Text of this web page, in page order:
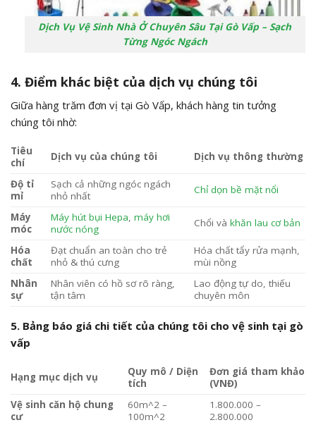
Dịch Vụ Vệ Sinh Nhà Ở Chuyên Sâu Tại Gò Vấp – Sạch
Từng Ngóc Ngách
4. Điểm khác biệt của dịch vụ chúng tôi
Giữa hàng trăm đơn vị tại Gò Vấp, khách hàng tin tưởng
chúng tôi nhờ:
Tiêu
chí
Dịch vụ của chúng tôi Dịch vụ thông thường
Độ tỉ
mỉ
Sạch cả những ngóc ngách
nhỏ nhất
Chỉ dọn bề mặt nổi
Máy
móc
Máy hút bụi Hepa, máy hơi
nước nóng
Chổi và khăn lau cơ bản
Hóa
chất
Đạt chuẩn an toàn cho trẻ
nhỏ & thú cưng
Hóa chất tẩy rửa mạnh,
mùi nồng
Nhân
sự
Nhân viên có hồ sơ rõ ràng,
tận tâm
Lao động tự do, thiếu
chuyên môn
5. Bảng báo giá chi tiết của chúng tôi cho vệ sinh tại gò
vấp
Hạng mục dịch vụ
Quy mô / Diện
tích
Đơn giá tham khảo
(VNĐ)
Vệ sinh căn hộ chung
cư
60m^2 –
100m^2
1.800.000 –
2.800.000